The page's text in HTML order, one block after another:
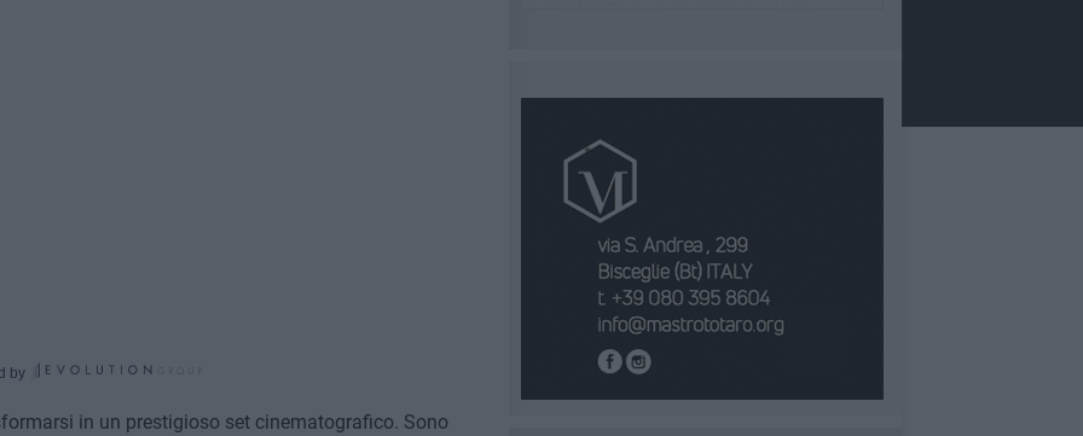
by
in un prestigioso set cinematografico. Sono